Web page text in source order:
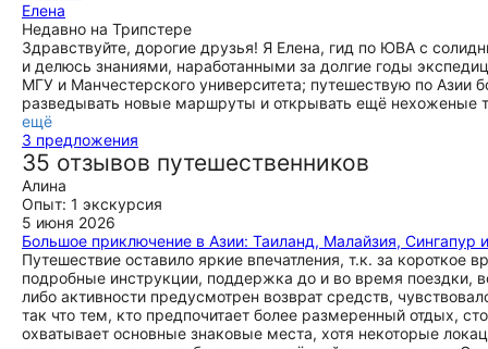
Елена
Недавно на Трипстере
Здравствуйте, дорогие друзья! Я Елена, гид по ЮВА с
и делюсь знаниями, наработанными за долгие годы
МГУ и Манчестерского университета; путешествую по
разведывать новые маршруты и открывать ещё нехоженые
ещё
3 предложения
35 отзывов путешественников
Алина
Опыт: 1 экскурсия
5 июня 2026
Большое приключение в Азии: Таиланд, Малайзия, Сингапур
Путешествие оставило яркие впечатления, т.к. за короткое
подробные инструкции, поддержка до и во время поездки,
либо активности предусмотрен возврат средств,
так что тем, кто предпочитает более размеренный отдых,
охватывает основные знаковые места, хотя некоторые